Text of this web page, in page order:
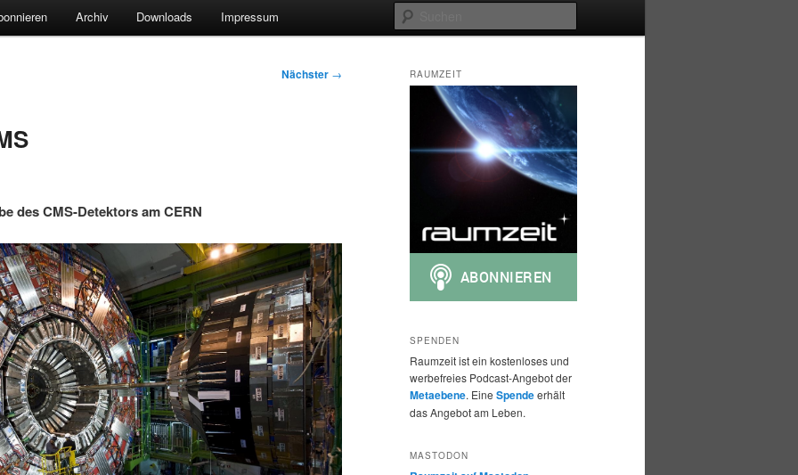
u
Archiv Downloads Impressum
Nächster →
des CMS-Detektors am CERN
RAUMZEIT
SPENDEN
Raumzeit ist ein kostenloses und
werbefreies Podcast-Angebot der
Metaebene. Eine Spendeerhält
das Angebot am Leben.
MASTODON